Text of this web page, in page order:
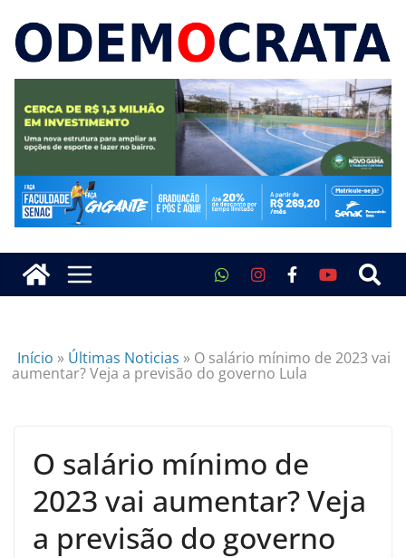
Início » Últimas Noticias » O salário mínimo de 2023 vai
aumentar? Veja a previsão do governo Lula
O salário mínimo de
2023 vai aumentar? Veja
a previsão do governo